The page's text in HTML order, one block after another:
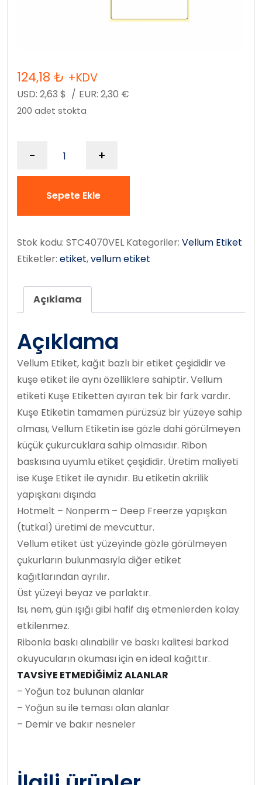
124,18 ₺ +KDV
USD: 2,63 $ / EUR: 2,30 €
200 adet stokta
- +
Sepete Ekle
Stok kodu: STC4070VEL Kategoriler: Vellum Etiket
Etiketler: etiket,vellum etiket
Açıklama
Açıklama
Vellum Etiket, kağıt bazlı bir etiket çeşididir ve
kuşe etiket ile aynı özelliklere sahiptir. Vellum
etiketi Kuşe Etiketten ayıran tek bir fark vardır.
Kuşe Etiketin tamamen pürüzsüz bir yüzeye sahip
olması, Vellum Etiketin ise gözle dahi görülmeyen
küçük çukurcuklara sahip olmasıdır. Ribon
baskısına uyumlu etiket çeşididir. Üretim maliyeti
ise Kuşe Etiket ile aynıdır. Bu etiketin akrilik
yapışkanı dışında
Hotmelt – Nonperm – Deep Freerze yapışkan
(tutkal) üretimi de mevcuttur.
Vellum etiket üst yüzeyinde gözle görülmeyen
çukurların bulunmasıyla diğer etiket
kağıtlarından ayrılır.
Üst yüzeyi beyaz ve parlaktır.
Isı, nem, gün ışığı gibi hafif dış etmenlerden kolay
etkilenmez.
Ribonla baskı alınabilir ve baskı kalitesi barkod
okuyucuların okuması için en ideal kağıttır.
TAVSİYE ETMEDİĞİMİZ ALANLAR
– Yoğun toz bulunan alanlar
– Yoğun su ile teması olan alanlar
– Demir ve bakır nesneler